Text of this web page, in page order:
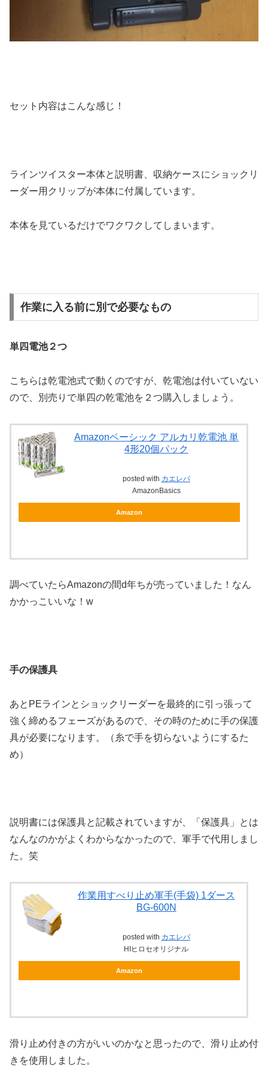
セット内容はこんな感じ！
ラインツイスター本体と説明書、収納ケースにショックリ
ーダー用クリップが本体に付属しています。
本体を見ているだけでワクワクしてしまいます。
作業に入る前に別で必要なもの
単四電池２つ
こちらは乾電池式で動くのですが、乾電池は付いていない
ので、別売りで単四の乾電池を２つ購入しましょう。
Amazonベーシック アルカリ乾電池 単
4形20個パック
posted with カエレバ
AmazonBasics
Amazon
調べていたらAmazonの間d年ちが売っていました！なん
かかっこいいな！w
手の保護具
あとPEラインとショックリーダーを最終的に引っ張って
強く締めるフェーズがあるので、その時のために手の保護
具が必要になります。（糸で手を切らないようにするた
め）
説明書には保護具と記載されていますが、「保護具」とは
なんなのかがよくわからなかったので、軍手で代用しまし
た。笑
作業用すべり止め軍手(手袋) 1ダース
BG-600N
posted with カエレバ
HIヒロセオリジナル
Amazon
滑り止め付きの方がいいのかなと思ったので、滑り止め付
きを使用しました。